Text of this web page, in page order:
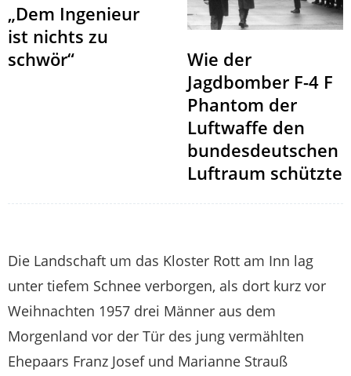
„Dem Ingenieur
ist nichts zu
schwör“
Wie der
Jagdbomber F-4 F
Phantom der
Luftwaffe den
bundesdeutschen
Luftraum schützte
Die Landschaft um das Kloster Rott am Inn lag
unter tiefem Schnee verborgen, als dort kurz vor
Weihnachten 1957 drei Männer aus dem
Morgenland vor der Tür des jung vermählten
Ehepaars Franz Josef und Marianne Strauß